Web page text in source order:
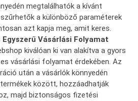
megtalálhatók a kívánt
a különböző paraméterek
azt kapja meg, amit keres.
Vásárlási Folyamat
kiválóan ki van alakítva a gyors
vásárlási folyamat érdekében. Az
után a vásárlók könnyedén
között, hozzáadhatják
majd biztonságos fizetési